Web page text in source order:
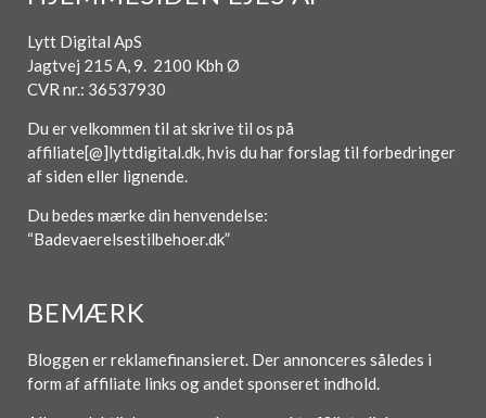
Lytt Digital ApS
Jagtvej 215 A, 9. 2100 Kbh Ø
CVR nr.: 36537930
Du er velkommen til at skrive til os på
affiliate[@]lyttdigital.dk, hvis du har forslag til forbedringer
af siden eller lignende.
Du bedes mærke din henvendelse:
“Badevaerelsestilbehoer.dk”
BEMÆRK
Bloggen er reklamefinansieret. Der annonceres således i
form af affiliate links og andet sponseret indhold.